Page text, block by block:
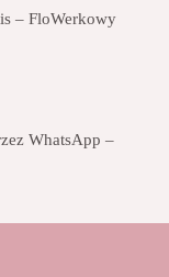
– FloWerkowy
WhatsApp –